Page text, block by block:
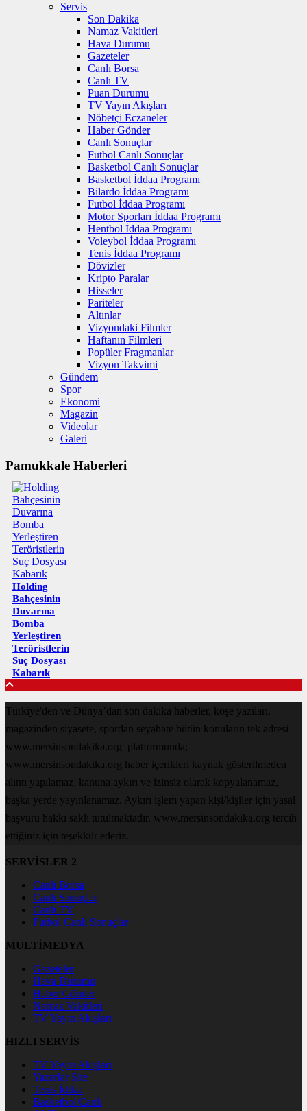
Servis
Son Dakika
Namaz Vakitleri
Hava Durumu
Gazeteler
Canlı Borsa
Canlı TV
Puan Durumu
TV Yayın Akışları
Nöbetçi Eczaneler
Haber Gönder
Canlı Sonuçlar
Futbol Canlı Sonuçlar
Basketbol Canlı Sonuçlar
Basketbol İddaa Programı
Bilardo İddaa Programı
Futbol İddaa Programı
Motor Sporları İddaa Programı
Hentbol İddaa Programı
Voleybol İddaa Programı
Tenis İddaa Programı
Dövizler
Kripto Paralar
Hisseler
Pariteler
Altınlar
Vizyondaki Filmler
Haftanın Filmleri
Popüler Fragmanlar
Vizyon Takvimi
Gündem
Spor
Ekonomi
Magazin
Videolar
Galeri
Pamukkale Haberleri
Holding
Bahçesinin
Duvarına
Bomba
Yerleştiren
Teröristlerin
Suç Dosyası
Kabarık
Türkiye'den ve Dünya’dan son dakika haberler, köşe yazıları,
magazinden siyasete, spordan seyahate bütün konuların tek adresi
www.mersinsondakika.org platformunda;
www.mersinsondakika.org haber içerikleri kaynak gösterilmeden
alıntı yapılamaz, kanuna aykırı ve izinsiz olarak kopyalanamaz,
başka yerde yayınlanamaz. Aykırı işlem yapan kişi/kişiler için yasal
başvuru hakkı saklı tutulmaktadır. www.mersinsondakika.org tercih
ettiğiniz için teşekkür ederiz.
SERVİSLER 2
Canlı Borsa
Canlı Sonuçlar
Canlı TV
Futbol Canlı Sonuçlar
MULTİMEDYA
Gazeteler
Hava Durumu
Haber Gönder
Namaz Vakitleri
TV Yayın Akışları
HIZLI SERVİS
TV Yayın Akışları
Yazarlar Site
Tenis İddaa
Basketbol Canlı